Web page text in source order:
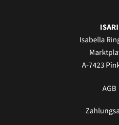
ISARI
Isabella
A-7423
AGB